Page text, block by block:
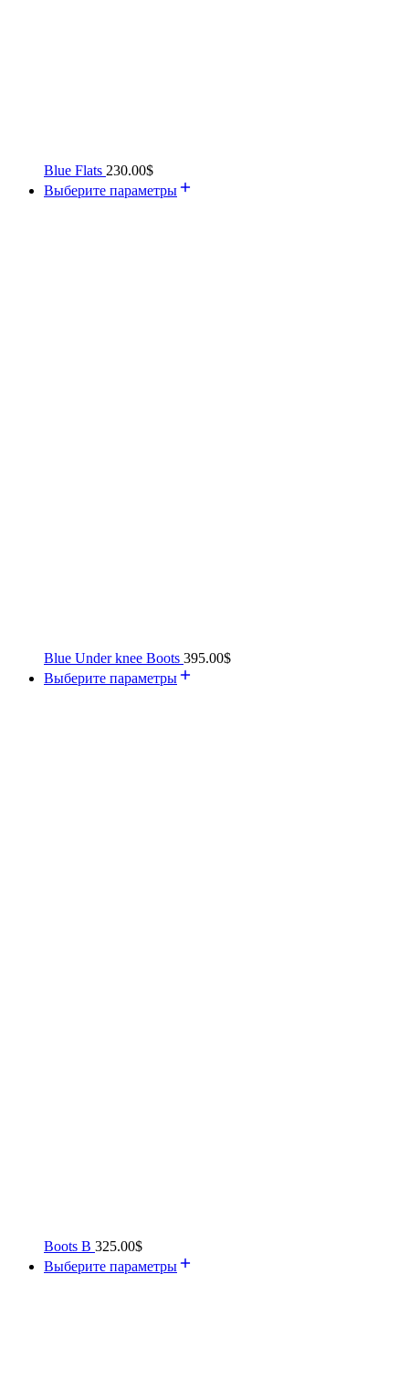
Blue Flats 230.00$
Выберите параметры
Blue Under knee Boots 395.00$
Выберите параметры
Boots B 325.00$
Выберите параметры